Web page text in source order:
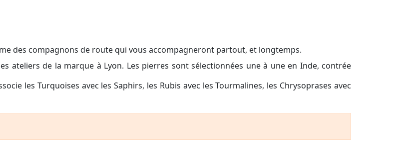
des compagnons de route qui vous accompagneront partout, et longtemps.
ateliers de la marque à Lyon. Les pierres sont sélectionnées une à une en Inde, contrée
les Turquoises avec les Saphirs, les Rubis avec les Tourmalines, les Chrysoprases avec